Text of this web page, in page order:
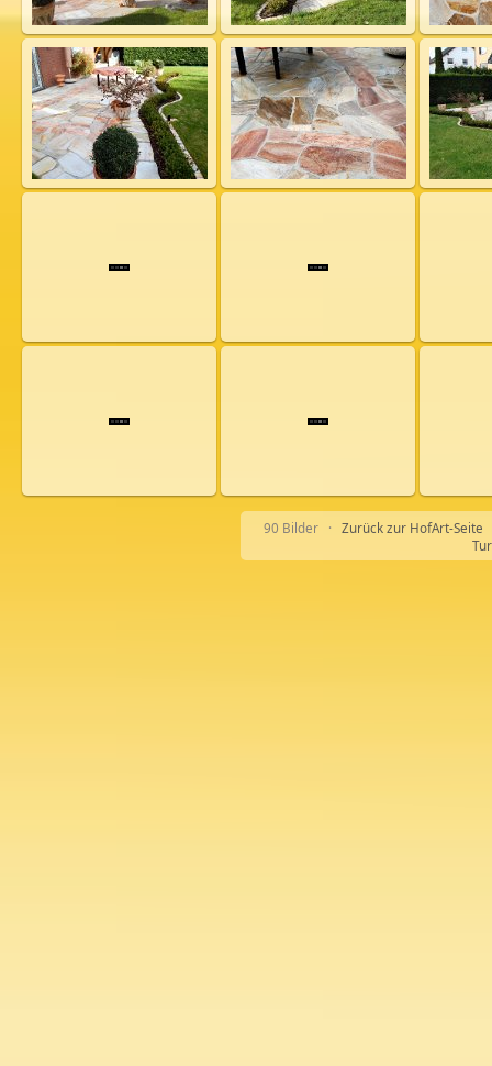
90 Bilder · Zurück zur HofArt-Seite